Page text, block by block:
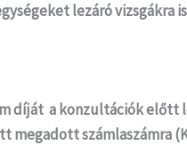
lezáró vizsgákra
díját a konzultációk előtt
megadott számlaszámra